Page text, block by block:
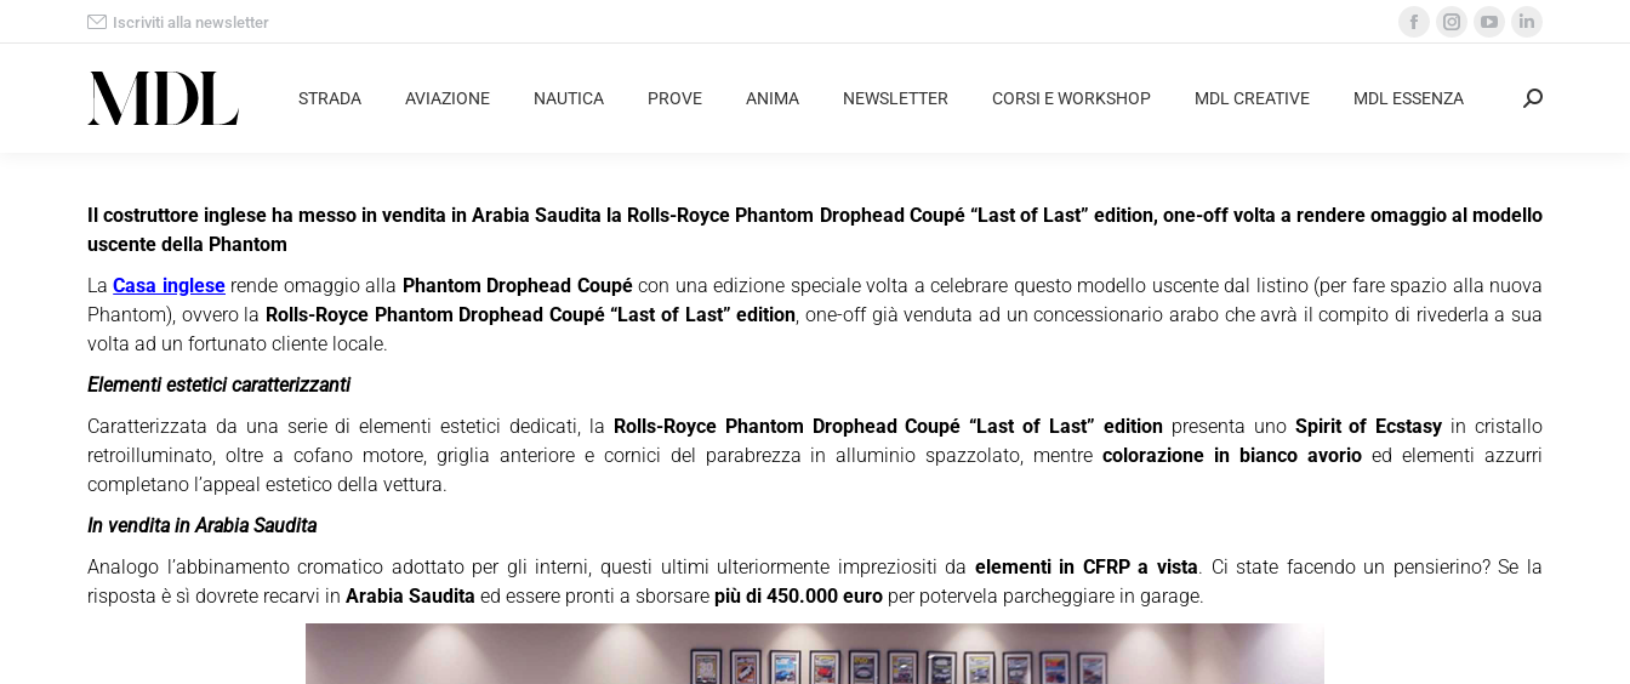
Iscriviti alla newsletter
Facebook
opens
Instagram
opens
YouTube
opens
Linkedin
opens
STRADA AVIAZIONE NAUTICA PROVE ANIMA NEWSLETTER CORSI E WORKSHOP MDL CREATIVE MDL ESSENZA Cerca:
Il costruttore inglese ha messo in vendita in Arabia Saudita la Rolls-Royce Phantom Drophead Coupé “Last of Last” edition, one-off volta a rendere omaggio al modello
uscente della Phantom
LaCasa ingleserende omaggio alla Phantom Drophead Coupécon una edizione speciale volta a celebrare questo modello uscente dal listino (per fare spazio alla nuova
Phantom), ovvero la Rolls-Royce Phantom Drophead Coupé “Last of Last” edition, one-off già venduta ad un concessionario arabo che avrà il compito di rivederla a sua
volta ad un fortunato cliente locale.
Elementi estetici caratterizzanti
Caratterizzata da una serie di elementi estetici dedicati, la Rolls-Royce Phantom Drophead Coupé “Last of Last” editionpresenta uno Spirit of Ecstasy in cristallo
retroilluminato, oltre a cofano motore, griglia anteriore e cornici del parabrezza in alluminio spazzolato, mentrecolorazione in bianco avorio ed elementi azzurri
completano l’appeal estetico della vettura.
In vendita in Arabia Saudita
Analogo l’abbinamento cromatico adottato per gli interni, questi ultimi ulteriormente impreziositi da elementi in CFRP a vista. Ci state facendo un pensierino? Se la
risposta è sì dovrete recarvi in Arabia Saudita ed essere pronti a sborsare più di 450.000 euro per potervela parcheggiare in garage.